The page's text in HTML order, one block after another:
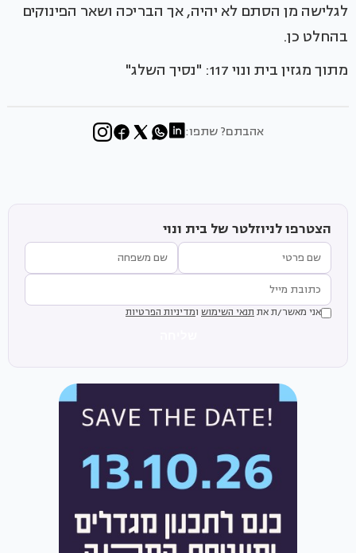
לגלישה מן הסתם לא יהיה, אך הבריכה ושאר הפינוקים
בהחלט כן.
מתוך מגזין בית ונוי 117: "נסיך השלג"
אהבתם? שתפו:
הצטרפו לניוזלטר של בית ונוי
אני מאשר/ת את תנאי השימוש ומדיניות הפרטיות